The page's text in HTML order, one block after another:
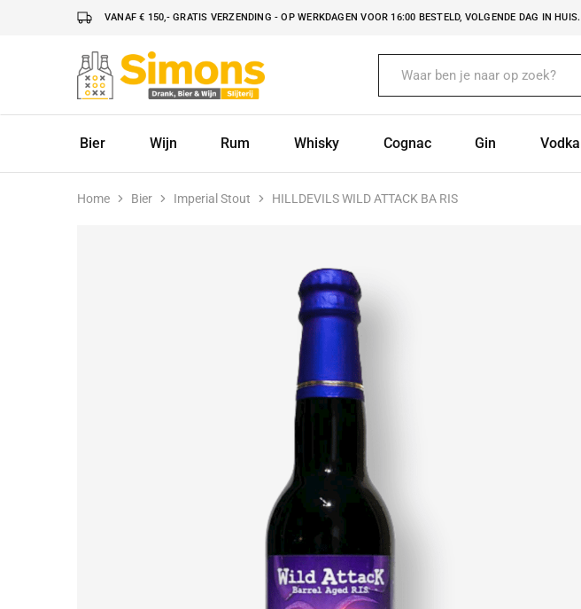
VANAF € 150,- GRATIS VERZENDING - OP WERKDAGEN VOOR 16:00 BESTELD, VOLGENDE DAG IN HUIS.
Simonsdrank.nl
Drank,
Bier
Bier
Wijn Rum Whisky Cognac Gin Vodka
Home Bier Imperial Stout HILLDEVILS WILD ATTACK BA RIS